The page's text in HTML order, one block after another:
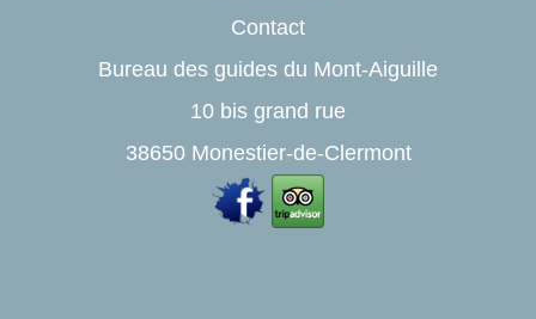
Contact
Bureau des guides du Mont-Aiguille
10 bis grand rue
38650 Monestier-de-Clermont